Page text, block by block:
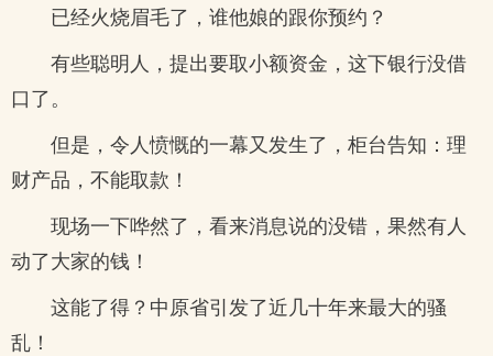
已经火烧眉毛了，谁他娘的跟你预约？
有些聪明人，提出要取小额资金，这下银行没借
口了。
但是，令人愤慨的一幕又发生了，柜台告知：理
财产品，不能取款！
现场一下哗然了，看来消息说的没错，果然有人
动了大家的钱！
这能了得？中原省引发了近几十年来最大的骚
乱！